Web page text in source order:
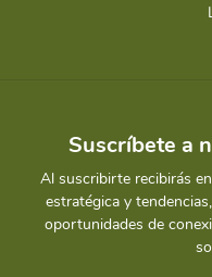
Suscríbete a
Al suscribirte recibirás
estratégica y
oportunidades de